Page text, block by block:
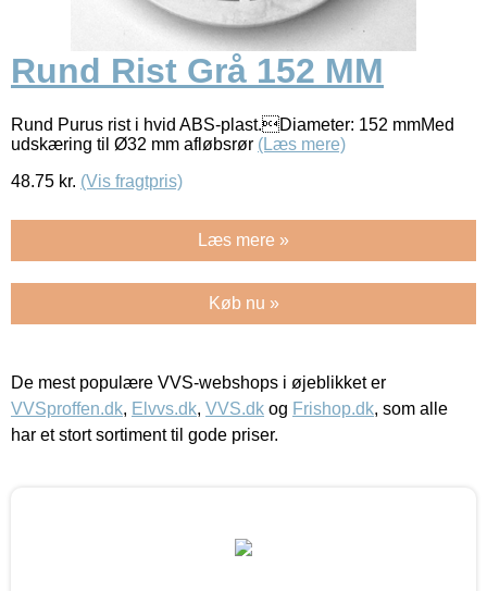
Rund Rist Grå 152 MM
Rund Purus rist i hvid ABS-plast.Diameter: 152 mmMed
udskæring til Ø32 mm afløbsrør (Læs mere)
48.75 kr. (Vis fragtpris)
Læs mere »
Køb nu »
De mest populære VVS-webshops i øjeblikket er
VVSproffen.dk, Elvvs.dk, VVS.dk og Frishop.dk, som alle
har et stort sortiment til gode priser.